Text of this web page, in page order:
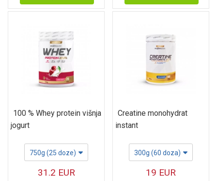
100 % Whey protein višnja
jogurt
750g (25 doze)
31.2 EUR
Creatine monohydrat
instant
300g (60 doza)
19 EUR